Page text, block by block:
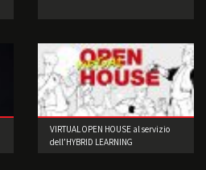
VIRTUAL OPEN HOUSE al servizio
dell’HYBRID LEARNING